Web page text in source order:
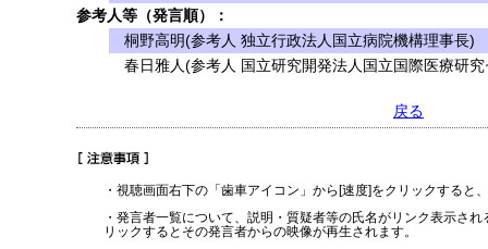
参考人等（発言順）：
桐野高明(参考人 独立行政法人国立病院機構理事長)
春日雅人(参考人 国立研究開発法人国立国際医療研
戻る
・視聴画面右下の「歯車アイコン」から[速度]をクリックすると
・発言者一覧について、説明・質疑者等の氏名がリンク表示さ
リックするとその発言者からの映像が再生されます。